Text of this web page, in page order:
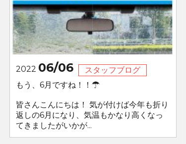
2022 06/06
スタッフブログ
もう、6月ですね！！☂
皆さんこんにちは！ 気が付けば今年も折り
返しの6月になり、気温もかなり高くなっ
てきましたがいかが...